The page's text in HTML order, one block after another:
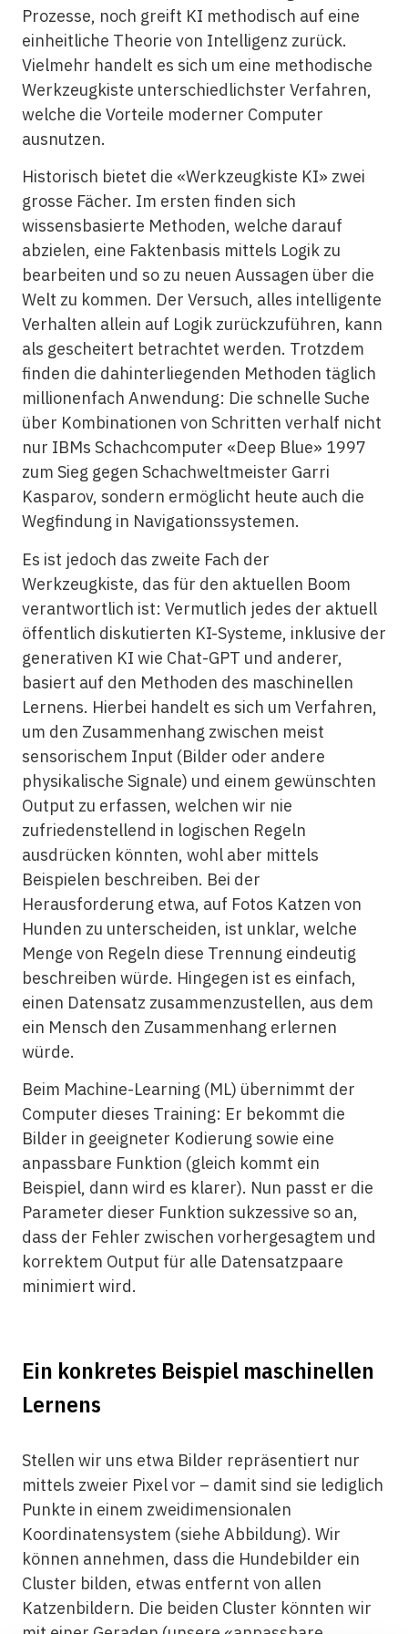
Prozesse, noch greift KI methodisch auf eine
einheitliche Theorie von Intelligenz zurück.
Vielmehr handelt es sich um eine methodische
Werkzeugkiste unterschiedlichster Verfahren,
welche die Vorteile moderner Computer
ausnutzen.
Historisch bietet die «Werkzeugkiste KI» zwei
grosse Fächer. Im ersten finden sich
wissensbasierte Methoden, welche darauf
abzielen, eine Faktenbasis mittels Logik zu
bearbeiten und so zu neuen Aussagen über die
Welt zu kommen. Der Versuch, alles intelligente
Verhalten allein auf Logik zurückzuführen, kann
als gescheitert betrachtet werden. Trotzdem
finden die dahinterliegenden Methoden täglich
millionenfach Anwendung: Die schnelle Suche
über Kombinationen von Schritten verhalf nicht
nur IBMs Schachcomputer «Deep Blue» 1997
zum Sieg gegen Schachweltmeister Garri
Kasparov, sondern ermöglicht heute auch die
Wegfindung in Navigationssystemen.
Es ist jedoch das zweite Fach der
Werkzeugkiste, das für den aktuellen Boom
verantwortlich ist: Vermutlich jedes der aktuell
öffentlich diskutierten KI-Systeme, inklusive der
generativen KI wie Chat-GPT und anderer,
basiert auf den Methoden des maschinellen
Lernens. Hierbei handelt es sich um Verfahren,
um den Zusammenhang zwischen meist
sensorischem Input (Bilder oder andere
physikalische Signale) und einem gewünschten
Output zu erfassen, welchen wir nie
zufriedenstellend in logischen Regeln
ausdrücken könnten, wohl aber mittels
Beispielen beschreiben. Bei der
Herausforderung etwa, auf Fotos Katzen von
Hunden zu unterscheiden, ist unklar, welche
Menge von Regeln diese Trennung eindeutig
beschreiben würde. Hingegen ist es einfach,
einen Datensatz zusammenzustellen, aus dem
ein Mensch den Zusammenhang erlernen
würde.
Beim Machine-Learning (ML) übernimmt der
Computer dieses Training: Er bekommt die
Bilder in geeigneter Kodierung sowie eine
anpassbare Funktion (gleich kommt ein
Beispiel, dann wird es klarer). Nun passt er die
Parameter dieser Funktion sukzessive so an,
dass der Fehler zwischen vorhergesagtem und
korrektem Output für alle Datensatzpaare
minimiert wird.
Ein konkretes Beispiel maschinellen
Lernens
Stellen wir uns etwa Bilder repräsentiert nur
mittels zweier Pixel vor – damit sind sie lediglich
Punkte in einem zweidimensionalen
Koordinatensystem (siehe Abbildung). Wir
können annehmen, dass die Hundebilder ein
Cluster bilden, etwas entfernt von allen
Katzenbildern. Die beiden Cluster könnten wir